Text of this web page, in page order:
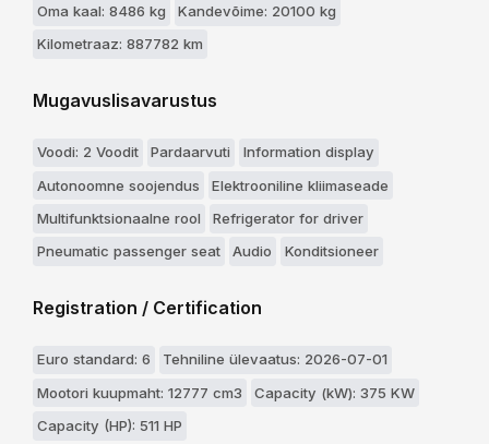
Oma kaal: 8486 kg
Kandevõime: 20100 kg
Kilometraaz: 887782 km
Mugavuslisavarustus
Voodi: 2 Voodit Pardaarvuti
Information display
Autonoomne soojendus
Elektrooniline kliimaseade
Multifunktsionaalne rool
Refrigerator for driver
Pneumatic passenger seat
Audio Konditsioneer
Registration / Certification
Euro standard: 6
Tehniline ülevaatus: 2026-07-01
Mootori kuupmaht: 12777 cm3
Capacity (kW): 375 KW
Capacity (HP): 511 HP